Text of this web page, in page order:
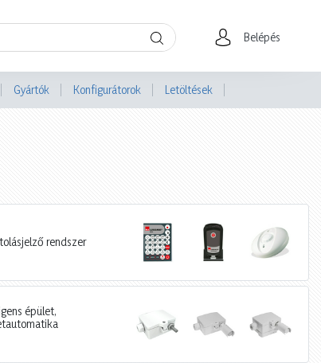
Belépés
Gyártók Konfigurátorok Letöltések
rendszer
épület,